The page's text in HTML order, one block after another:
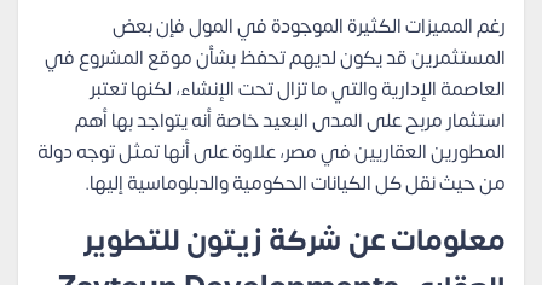
رغم المميزات الكثيرة الموجودة في المول فإن بعض
المستثمرين قد يكون لديهم تحفظ بشأن موقع المشروع في
العاصمة الإدارية والتي ما تزال تحت الإنشاء، لكنها تعتبر
استثمار مربح على المدى البعيد خاصة أنه يتواجد بها أهم
المطورين العقاريين في مصر، علاوة على أنها تمثل توجه دولة
من حيث نقل كل الكيانات الحكومية والدبلوماسية إليها.
معلومات عن شركة زيتون للتطوير